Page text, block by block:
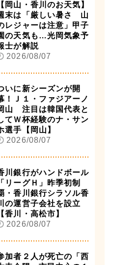
【岡山・香川のお天気】
末は「厳しい暑さ 山
レジャーは注意」甲子
の天気も…光岡気象予
士が解説
2026/08/07
いに新シーズンが開
！Ｊ１・ファジアーノ
山 注目は韓国代表と
てＷ杯経験のナ・サン
選手【岡山】
2026/08/07
川銀行がハンドボール
「リーグＨ」昨季初制
・香川銀行シラソル香
の運営子会社を設立
【香川・高松市】
2026/08/07
加者２人が死亡の「西